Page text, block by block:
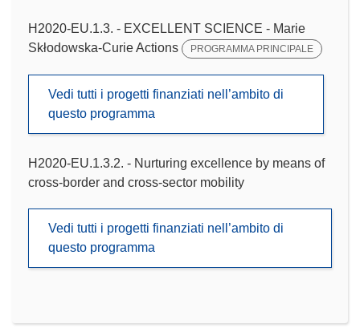
H2020-EU.1.3. - EXCELLENT SCIENCE - Marie
Skłodowska-Curie Actions
PROGRAMMA PRINCIPALE
Vedi tutti i progetti finanziati nell’ambito di
questo programma
H2020-EU.1.3.2. - Nurturing excellence by means of
cross-border and cross-sector mobility
Vedi tutti i progetti finanziati nell’ambito di
questo programma